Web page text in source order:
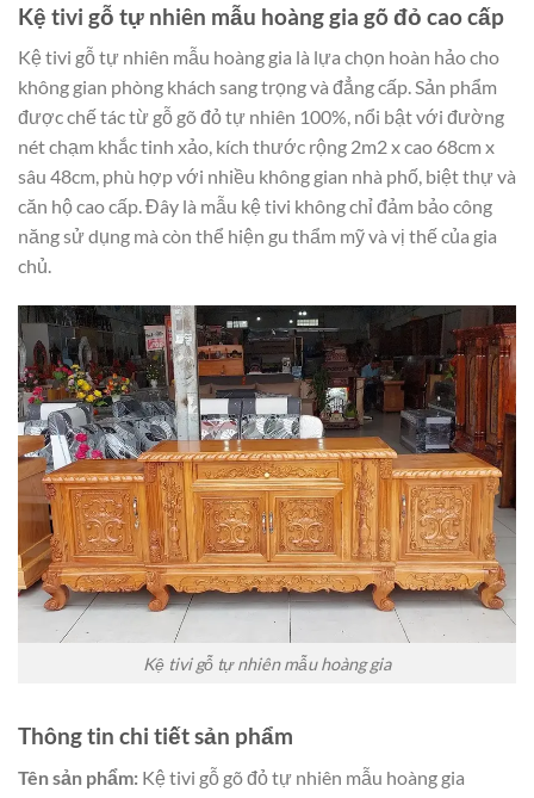
Kệ tivi gỗ tự nhiên mẫu hoàng gia gõ đỏ cao cấp
Kệ tivi gỗ tự nhiên mẫu hoàng gia là lựa chọn hoàn hảo cho
không gian phòng khách sang trọng và đẳng cấp. Sản phẩm
được chế tác từ gỗ gõ đỏ tự nhiên 100%, nổi bật với đường
nét chạm khắc tinh xảo, kích thước rộng 2m2 x cao 68cm x
sâu 48cm, phù hợp với nhiều không gian nhà phố, biệt thự và
căn hộ cao cấp. Đây là mẫu kệ tivi không chỉ đảm bảo công
năng sử dụng mà còn thể hiện gu thẩm mỹ và vị thế của gia
chủ.
Kệ tivi gỗ tự nhiên mẫu hoàng gia
Thông tin chi tiết sản phẩm
Tên sản phẩm: Kệ tivi gỗ gõ đỏ tự nhiên mẫu hoàng gia